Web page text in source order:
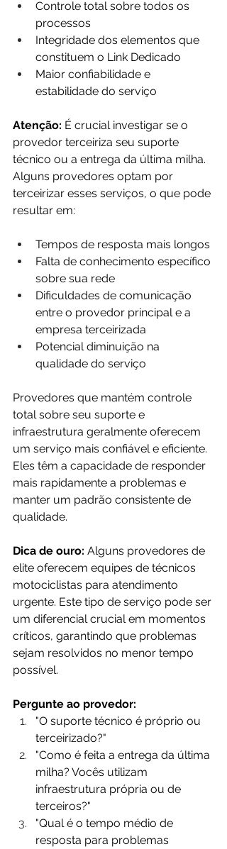
Controle total sobre todos os
processos
Integridade dos elementos que
constituem o Link Dedicado
Maior confiabilidade e
estabilidade do serviço
Atenção: É crucial investigar se o
provedor terceiriza seu suporte
técnico ou a entrega da última milha.
Alguns provedores optam por
terceirizar esses serviços, o que pode
resultar em:
Tempos de resposta mais longos
Falta de conhecimento específico
sobre sua rede
Dificuldades de comunicação
entre o provedor principal e a
empresa terceirizada
Potencial diminuição na
qualidade do serviço
Provedores que mantém controle
total sobre seu suporte e
infraestrutura geralmente oferecem
um serviço mais confiável e eficiente.
Eles têm a capacidade de responder
mais rapidamente a problemas e
manter um padrão consistente de
qualidade.
Dica de ouro: Alguns provedores de
elite oferecem equipes de técnicos
motociclistas para atendimento
urgente. Este tipo de serviço pode ser
um diferencial crucial em momentos
críticos, garantindo que problemas
sejam resolvidos no menor tempo
possível.
Pergunte ao provedor:
"O suporte técnico é próprio ou
terceirizado?"
"Como é feita a entrega da última
milha? Vocês utilizam
infraestrutura própria ou de
terceiros?"
"Qual é o tempo médio de
resposta para problemas